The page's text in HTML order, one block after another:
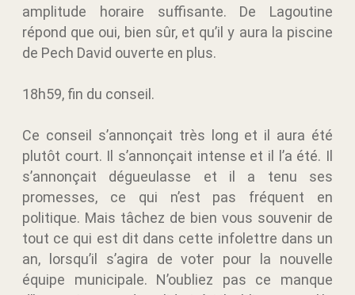
amplitude horaire suffisante. De Lagoutine
répond que oui, bien sûr, et qu’il y aura la piscine
de Pech David ouverte en plus.
18h59, fin du conseil.
Ce conseil s’annonçait très long et il aura été
plutôt court. Il s’annonçait intense et il l’a été. Il
s’annonçait dégueulasse et il a tenu ses
promesses, ce qui n’est pas fréquent en
politique. Mais tâchez de bien vous souvenir de
tout ce qui est dit dans cette infolettre dans un
an, lorsqu’il s’agira de voter pour la nouvelle
équipe municipale. N’oubliez pas ce manque